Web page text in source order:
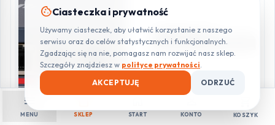
menu
MENU SKLEP START KONTO KOSZYK
Switch Hikvision DS-3E0106P-
SWITCH TP-LINK TL-SX3016F
cookieCiasteczka i prywatność
Używamy ciasteczek, aby ułatwić korzystanie z naszego
serwisu oraz do celów statystycznych i funkcjonalnych.
Zgadzając się na nie, pomagasz nam rozwijać nasz sklep.
Szczegóły znajdziesz w polityce prywatności.
AKCEPTUJĘ
ODRZUĆ